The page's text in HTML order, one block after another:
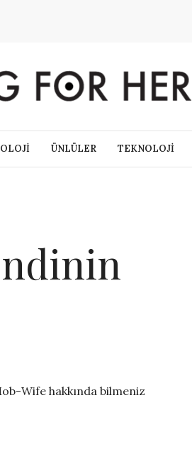
ÜNLÜLER TEKNOLOJİ
Wife hakkında bilmeniz